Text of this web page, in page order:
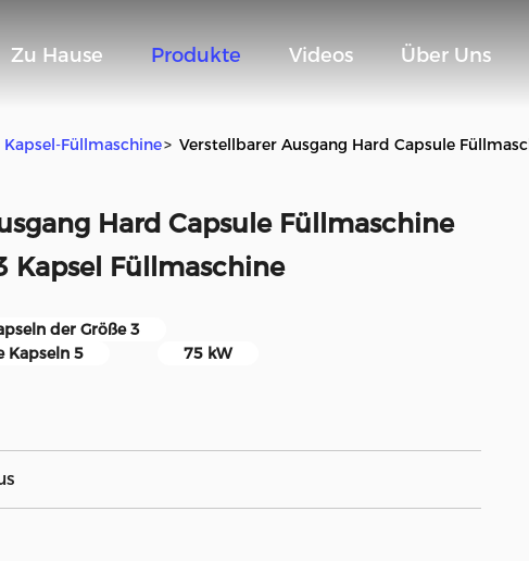
Zu Hause Produkte Videos Über Uns
Kapsel-Füllmaschine> Verstellbarer Ausgang Hard Capsule
Hard Capsule Füllmaschine
Kapsel Füllmaschine
der Größe 3
Kapseln 5
75 kW